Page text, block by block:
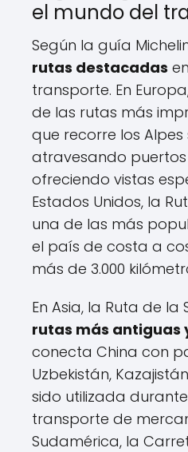
el mundo del
Según la guía
rutas destacadas
transporte. En
de las rutas más
que recorre los Alpes
atravesando
ofreciendo vistas
Estados Unidos, la
una de las más
el país de costa a
más de 3.000
En Asia, la Ruta de
rutas más antiguas
conecta China con
Uzbekistán,
sido utilizada
transporte de
Sudamérica, la